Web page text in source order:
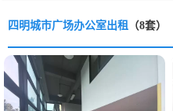
四明城市广场办公室出租 （8套）